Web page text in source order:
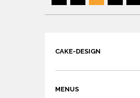
CAKE-DESIGN
MENUS